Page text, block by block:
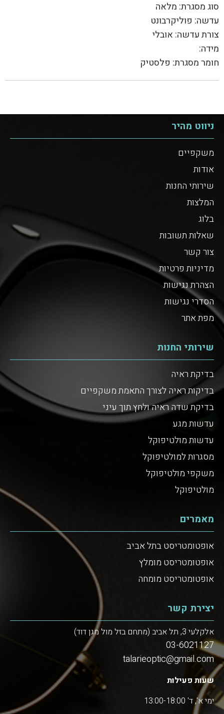
סוג מסגרת: מלאה
עדשה: פוליקרבונט
צורת עדשה: אובלי
מידה:
חומר מסגרת: פלסטיק
ניווט מהיר
משקפיים
אודות
שירותי החנות
המלצות
בלוג
שאלות תשובות
צור קשר
מדיניות פרטיות
הצהרת נגישות
הסדרי נגישות
מפת אתר
שירותי החנות
בדיקת ראיה
בדיקות ראיה לצורך התאמת משקפיים
בדיקת שדה ראיה ולחץ תוך עיני
עדשות מגע
עדשות מולטיפוקל
מסגרות למולטיפוקל
משקפי מולטיפוקל
מולטיפוקל
מאמרים
אופטומטריסט בתל אביב
אופטומטריסט מומלץ
אופטומטריסט מומחה
יצירת קשר
אלקלעי 3, תל אביב (מתחם בזל מול מגן דוד)
03-6021127
talarieoptic@gmail.com
שעות פעילות
ימי א', ד' 13:00-18:00